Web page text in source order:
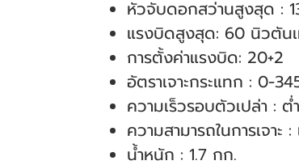
หัวจับดอกสว่านสูงสุด :
แรงบิดสูงสุด: 60 นิวตัน
การตั้งค่าแรงบิด: 20+2
อัตราเจาะกระแทก : 0-
ความเร็วรอบตัวเปล่า :
ความสามารถในการเจาะ
น้ำหนัก : 1.7 กก.